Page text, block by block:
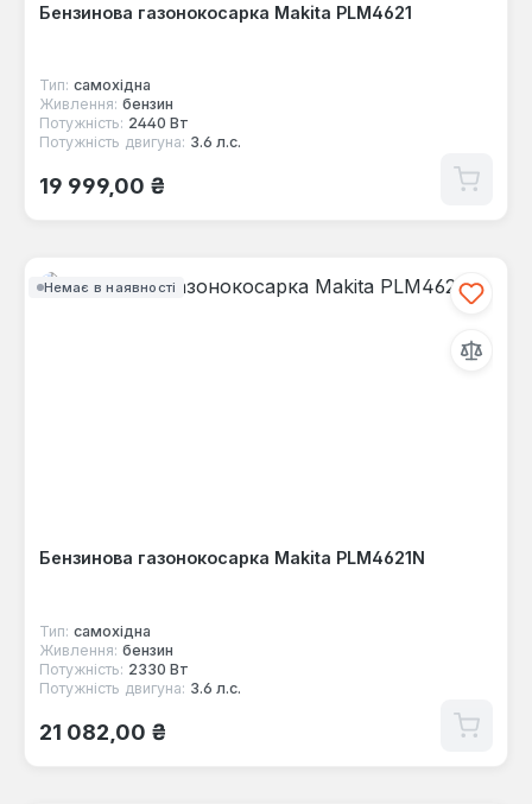
Бензинова газонокосарка Makita PLM4621
Тип: самохідна
Живлення: бензин
Потужність: 2440 Вт
Потужність двигуна: 3.6 л.с.
Звичайна ціна:
19 999,00 ₴
Немає в наявності
Бензинова газонокосарка Makita PLM4621N
Тип: самохідна
Живлення: бензин
Потужність: 2330 Вт
Потужність двигуна: 3.6 л.с.
Звичайна ціна:
21 082,00 ₴